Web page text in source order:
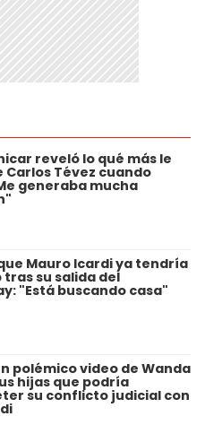
reveló lo qué más le
Carlos Tévez cuando
generaba mucha
Mauro Icardi ya tendría
tras su salida del
"Está buscando casa"
polémico video de Wanda
hijas que podría
su conflicto judicial con